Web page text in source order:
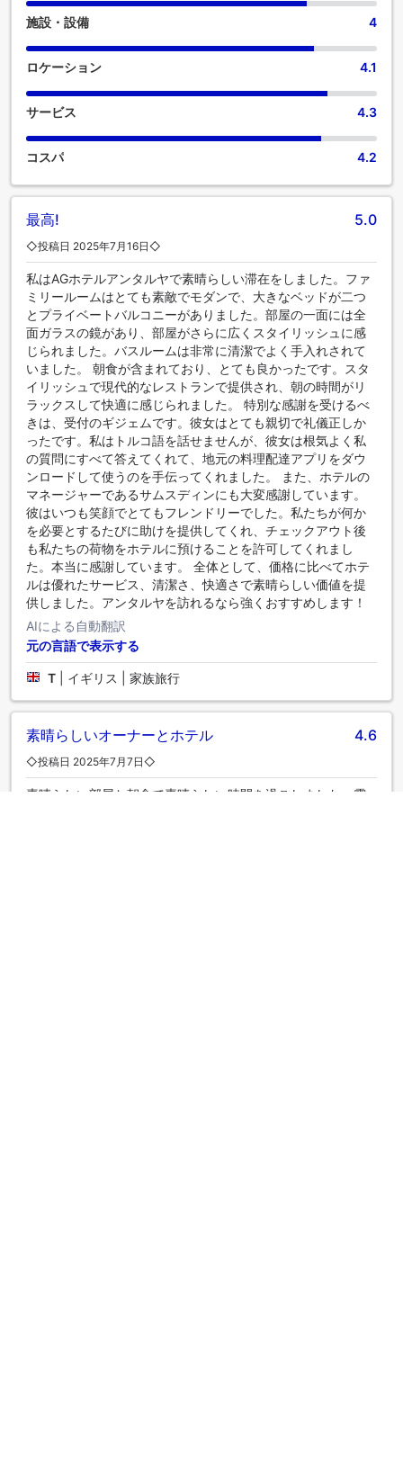
ルーム、バルコニーやテラスなど、ユニークなデザインの客
室をご用意しています。 一部の客室では、ビデオストリーミ
ング、新聞、テレビなどのアミューズメントをお楽しみいた
だけます。コーヒーや紅茶を淹れるのに必要なものがすべて
ルズ アンタルヤの特定の客室では、バスルームにバスロー
ブ、タオル、ドライヤーをご用意しております。 AG ホテル
ズ アンタルヤでは、敷地内で朝食をお召し上がりいただけま
すので、ストレスなく一日をスタートできます。 コーヒーは
あるいはいつでも、淹れたての本格的なコーヒーをお楽しみ
るお料理の数々をご堪能いただけます。 AG ホテルズ アンタ
ルヤでは、お客様独自のご要望にお応えすることをお約束し
ます。特別なお食事を召し上がる方のために、様々なお食事
をご用意しております。
施設・設備 4
ロケーション 4.1
サービス 4.3
コスパ 4.2
最高! 5.0
◇投稿日 2025年7月16日◇
私はAGホテルアンタルヤで素晴らしい滞在をしました。ファ
ミリールームはとても素敵でモダンで、大きなベッドが二つ
とプライベートバルコニーがありました。部屋の一面には全
面ガラスの鏡があり、部屋がさらに広くスタイリッシュに感
じられました。バスルームは非常に清潔でよく手入れされて
いました。 朝食が含まれており、とても良かったです。スタ
イリッシュで現代的なレストランで提供され、朝の時間がリ
ラックスして快適に感じられました。 特別な感謝を受けるべ
きは、受付のギジェムです。彼女はとても親切で礼儀正しか
ったです。私はトルコ語を話せませんが、彼女は根気よく私
の質問にすべて答えてくれて、地元の料理配達アプリをダウ
ンロードして使うのを手伝ってくれました。 また、ホテルの
マネージャーであるサムスディンにも大変感謝しています。
彼はいつも笑顔でとてもフレンドリーでした。私たちが何か
を必要とするたびに助けを提供してくれ、チェックアウト後
も私たちの荷物をホテルに預けることを許可してくれまし
た。本当に感謝しています。 全体として、価格に比べてホテ
ルは優れたサービス、清潔さ、快適さで素晴らしい価値を提
供しました。アンタルヤを訪れるなら強くおすすめします！
AIによる自動翻訳
元の言語で表示する
T イギリス | 家族旅行
素晴らしいオーナーとホテル 4.6
◇投稿日 2025年7月7日◇
素晴らしい部屋と朝食で素晴らしい時間を過ごしました。雰